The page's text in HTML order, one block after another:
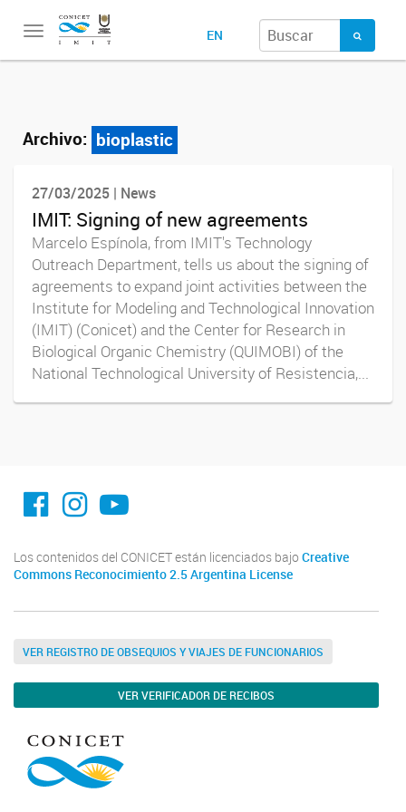
Toggle
EN
Archivo: bioplastic
27/03/2025 | News
IMIT: Signing of new agreements
Marcelo Espínola, from IMIT's Technology
Outreach Department, tells us about the signing of
agreements to expand joint activities between the
Institute for Modeling and Technological Innovation
(IMIT) (Conicet) and the Center for Research in
Biological Organic Chemistry (QUIMOBI) of the
National Technological University of Resistencia,...
facebook imit.conicet
imit.conicet
Youtube
Los contenidos del CONICET están licenciados bajo Creative
Commons Reconocimiento 2.5 Argentina License
VER REGISTRO DE OBSEQUIOS Y VIAJES DE FUNCIONARIOS
VER VERIFICADOR DE RECIBOS